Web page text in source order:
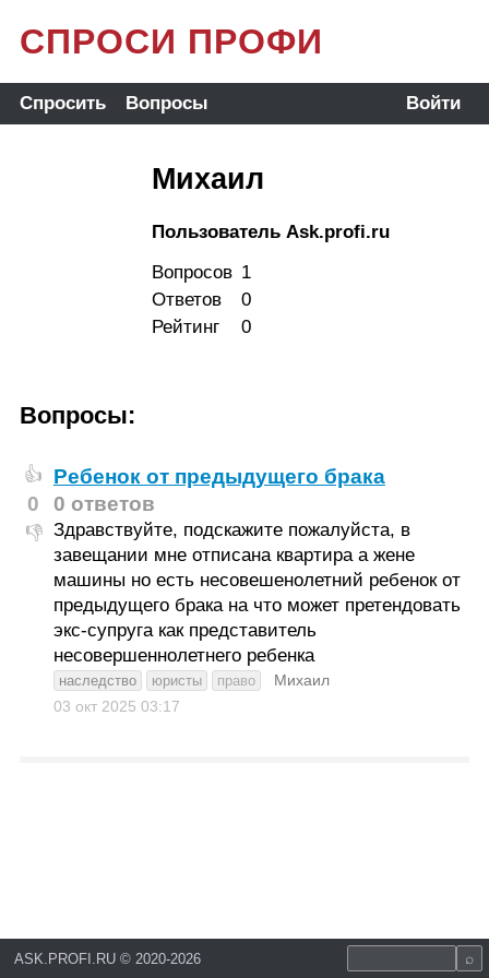
СПРОСИ ПРОФИ
Спросить Вопросы Войти
Михаил
Пользователь Ask.profi.ru
Вопросов 1
Ответов
0
Рейтинг
0
Вопросы:
👍
0
👎
Ребенок от предыдущего брака
0 ответов
Здравствуйте, подскажите пожалуйста, в
завещании мне отписана квартира а жене
машины но есть несовешенолетний ребенок от
предыдущего брака на что может претендовать
экс-супруга как представитель
несовершеннолетнего ребенка
наследство юристы право
Михаил
03 окт 2025 03:17
ASK.PROFI.RU © 2020-2026